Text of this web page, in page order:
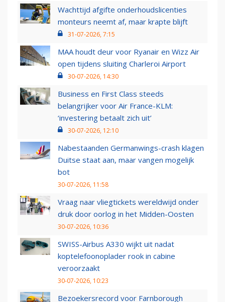
Wachttijd afgifte onderhoudslicenties
monteurs neemt af, maar krapte blijft
31-07-2026, 7:15
MAA houdt deur voor Ryanair en Wizz Air
open tijdens sluiting Charleroi Airport
30-07-2026, 14:30
Business en First Class steeds
belangrijker voor Air France-KLM:
‘investering betaalt zich uit’
30-07-2026, 12:10
Nabestaanden Germanwings-crash klagen
Duitse staat aan, maar vangen mogelijk
bot
30-07-2026, 11:58
Vraag naar vliegtickets wereldwijd onder
druk door oorlog in het Midden-Oosten
30-07-2026, 10:36
SWISS-Airbus A330 wijkt uit nadat
koptelefoonoplader rook in cabine
veroorzaakt
30-07-2026, 10:23
Bezoekersrecord voor Farnborough